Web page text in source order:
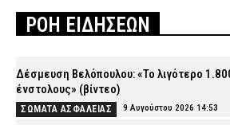
ΡΟΗ ΕΙΔΗΣΕΩΝ
Δέσμευση Βελόπουλου: «Το λιγότερο
ένστολους» (βίντεο)
ΣΩΜΑΤΑ ΑΣΦΑΛΕΙΑΣ 9 Αυγούστου 2026 14:53